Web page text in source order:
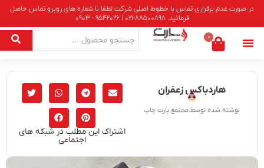
در صورت عدم برقراری تماس با خطوط اصلی شرکت لطفا با شماره های روبرو تماس حاصل
فرمائید. 88500898-021 | 9542026 - 0903
0
هاردباکس زعفران
نوشته شده توسط.مجتمع پارت چاپ
اشتراک این مطلب در شبکه های
اجتماعی